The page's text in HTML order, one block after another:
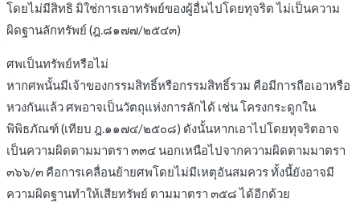
โดยไม่มีสิทธิ มิใช่การเอาทรัพย์ของผู้อื่นไปโดยทุจริต ไม่เป็นความ
ผิดฐานลักทรัพย์ (ฎ.๘๑๗๗/๒๕๔๓)
ศพเป็นทรัพย์หรือไม่
หากศพนั้นมีเจ้าของกรรมสิทธิ์หรือกรรมสิทธิ์รวม คือมีการถือเอาหรือ
หวงกันแล้ว ศพอาจเป็นวัตถุแห่งการลักได้ เช่น โครงกระดูกใน
พิพิธภัณฑ์ (เทียบ ฎ.๑๑๗๔/๒๕๐๘) ดังนั้นหากเอาไปโดยทุจริตอาจ
เป็นความผิดตามมาตรา ๓๓๔ นอกเหนือไปจากความผิดตามมาตรา
๓๖๖/๓ คือการเคลื่อนย้ายศพโดยไม่มีเหตุอันสมควร ทั้งนี้ยังอาจมี
ความผิดฐานทำให้เสียทรัพย์ ตามมาตรา ๓๕๘ ได้อีกด้วย